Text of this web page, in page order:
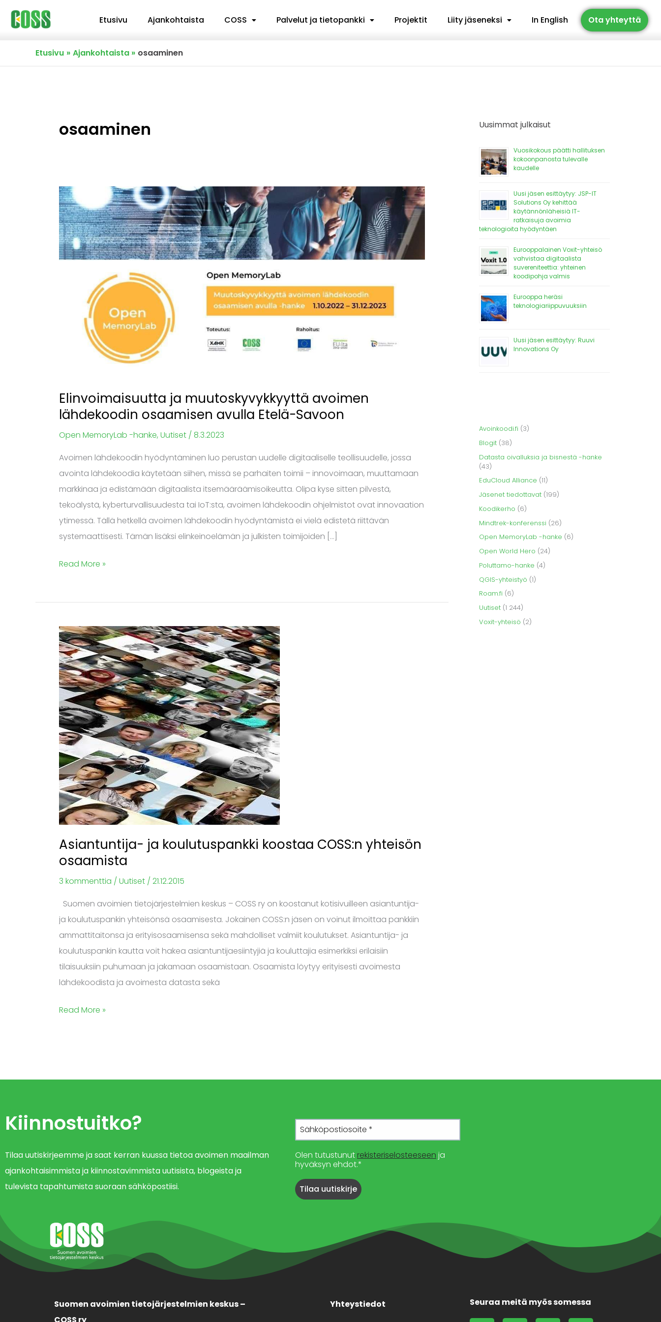
Siirry
sisältöön
Etusivu Ajankohtaista COSS Palvelut ja tietopankki Projektit Liity jäseneksi In English Ota yhteyttä
Etusivu Ajankohtaista osaaminen
osaaminen
Elinvoimaisuutta ja muutoskyvykkyyttä avoimen
lähdekoodin osaamisen avulla Etelä-Savoon
Open MemoryLab -hanke, Uutiset / 8.3.2023
Avoimen lähdekoodin hyödyntäminen luo perustan uudelle digitaaliselle teollisuudelle, jossa
avointa lähdekoodia käytetään siihen, missä se parhaiten toimii – innovoimaan, muuttamaan
markkinaa ja edistämään digitaalista itsemääräämisoikeutta. Olipa kyse sitten pilvestä,
tekoälystä, kyberturvallisuudesta tai IoT:sta, avoimen lähdekoodin ohjelmistot ovat innovaation
ytimessä. Tällä hetkellä avoimen lähdekoodin hyödyntämistä ei vielä edistetä riittävän
systemaattisesti. Tämän lisäksi elinkeinoelämän ja julkisten toimijoiden […]
Elinvoimaisuutta
ja
muutoskyvykkyyttä
avoimen
lähdekoodin
Savoon
Read More »
Asiantuntija- ja koulutuspankki koostaa COSS:n yhteisön
osaamista
3 kommenttia / Uutiset / 21.12.2015
Suomen avoimien tietojärjestelmien keskus – COSS ry on koostanut kotisivuilleen asiantuntija-
ja koulutuspankin yhteisönsä osaamisesta. Jokainen COSS:n jäsen on voinut ilmoittaa pankkiin
ammattitaitonsa ja erityisosaamisensa sekä mahdolliset valmiit koulutukset. Asiantuntija- ja
koulutuspankin kautta voit hakea asiantuntijaesiintyjiä ja kouluttajia esimerkiksi erilaisiin
tilaisuuksiin puhumaan ja jakamaan osaamistaan. Osaamista löytyy erityisesti avoimesta
lähdekoodista ja avoimesta datasta sekä
Asiantuntija-
ja
koulutuspankki
koostaa
COSS:n
yhteisön
osaamista
Read More »
Uusimmat julkaisut
Vuosikokous päätti hallituksen
kokoonpanosta tulevalle
kaudelle
Uusi jäsen esittäytyy: JSP-IT
Solutions Oy kehittää
käytännönläheisiä IT-
ratkaisuja avoimia
teknologioita hyödyntäen
Eurooppalainen Voxit-yhteisö
vahvistaa digitaalista
suvereniteettia: yhteinen
koodipohja valmis
Eurooppa heräsi
teknologiariippuvuuksiin
Uusi jäsen esittäytyy: Ruuvi
Innovations Oy
Avoinkoodi.fi (3)
Blogit (38)
Datasta oivalluksia ja bisnestä -hanke
(43)
EduCloud Alliance (11)
Jäsenet tiedottavat (199)
Koodikerho (6)
Mindtrek-konferenssi (26)
Open MemoryLab -hanke (6)
Open World Hero (24)
Poluttamo-hanke (4)
QGIS-yhteistyö (1)
Roam.fi (6)
Uutiset (1 244)
Voxit-yhteisö (2)
Kiinnostuitko?
Tilaa uutiskirjeemme ja saat kerran kuussa tietoa avoimen maailman
ajankohtaisimmista ja kiinnostavimmista uutisista, blogeista ja
tulevista tapahtumista suoraan sähköpostiisi.
Olen tutustunut rekisteriselosteeseen ja
hyväksyn ehdot.*
Suomen avoimien tietojärjestelmien keskus –
Yhteystiedot Seuraa meitä myös somessa